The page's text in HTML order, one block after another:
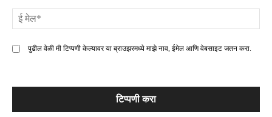
पुढील वेळी मी टिप्पणी केल्यावर या ब्राउझरमध्ये माझे नाव, ईमेल आणि वेबसाइट जतन करा.